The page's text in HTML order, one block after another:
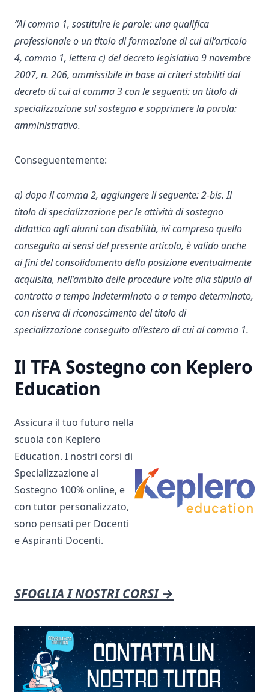
“Al comma 1, sostituire le parole: una qualifica
professionale o un titolo di formazione di cui all’articolo
4, comma 1, lettera c) del decreto legislativo 9 novembre
2007, n. 206, ammissibile in base ai criteri stabiliti dal
decreto di cui al comma 3 con le seguenti: un titolo di
specializzazione sul sostegno e sopprimere la parola:
amministrativo.
Conseguentemente:
a) dopo il comma 2, aggiungere il seguente: 2-bis. Il
titolo di specializzazione per le attività di sostegno
didattico agli alunni con disabilità, ivi compreso quello
conseguito ai sensi del presente articolo, è valido anche
ai fini del consolidamento della posizione eventualmente
acquisita, nell’ambito delle procedure volte alla stipula di
contratto a tempo indeterminato o a tempo determinato,
con riserva di riconoscimento del titolo di
specializzazione conseguito all’estero di cui al comma 1.
Il TFA Sostegno con Keplero
Education
Assicura il tuo futuro nella
scuola con Keplero
Education. I nostri corsi di
Specializzazione al
Sostegno 100% online, e
con tutor personalizzato,
sono pensati per Docenti
e Aspiranti Docenti.
SFOGLIA I NOSTRI CORSI →